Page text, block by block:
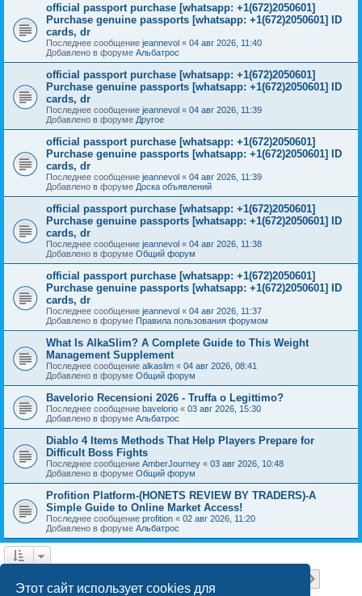
Этот сайт использует cookies для
official passport purchase [whatsapp: +1(672)2050601]
Purchase genuine passports [whatsapp: +1(672)2050601] ID
cards, dr
Последнее сообщение jeannevol « 04 авг 2026, 11:40
Добавлено в форуме Альбатрос
official passport purchase [whatsapp: +1(672)2050601]
Purchase genuine passports [whatsapp: +1(672)2050601] ID
cards, dr
Последнее сообщение jeannevol « 04 авг 2026, 11:39
Добавлено в форуме Другое
official passport purchase [whatsapp: +1(672)2050601]
Purchase genuine passports [whatsapp: +1(672)2050601] ID
cards, dr
Последнее сообщение jeannevol « 04 авг 2026, 11:39
Добавлено в форуме Доска объявлений
official passport purchase [whatsapp: +1(672)2050601]
Purchase genuine passports [whatsapp: +1(672)2050601] ID
cards, dr
Последнее сообщение jeannevol « 04 авг 2026, 11:38
Добавлено в форуме Общий форум
official passport purchase [whatsapp: +1(672)2050601]
Purchase genuine passports [whatsapp: +1(672)2050601] ID
cards, dr
Последнее сообщение jeannevol « 04 авг 2026, 11:37
Добавлено в форуме Правила пользования форумом
What Is AlkaSlim? A Complete Guide to This Weight
Management Supplement
Последнее сообщение alkaslim « 04 авг 2026, 08:41
Добавлено в форуме Общий форум
Bavelorio Recensioni 2026 - Truffa o Legittimo?
Последнее сообщение bavelorio « 03 авг 2026, 15:30
Добавлено в форуме Альбатрос
Diablo 4 Items Methods That Help Players Prepare for
Difficult Boss Fights
Последнее сообщение AmberJourney « 03 авг 2026, 10:48
Добавлено в форуме Общий форум
Profition Platform-(HONETS REVIEW BY TRADERS)-A
Simple Guide to Online Market Access!
Последнее сообщение profition « 02 авг 2026, 11:20
Добавлено в форуме Альбатрос